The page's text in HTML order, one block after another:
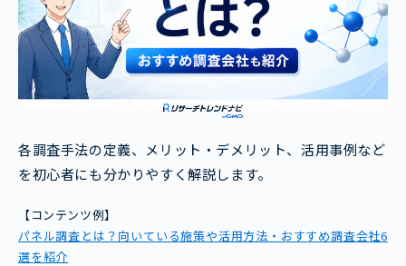
各調査手法の定義、メリット・デメリット、活用事例など
を初心者にも分かりやすく解説します。
【コンテンツ例】
パネル調査とは？向いている施策や活用方法・おすすめ調査会社6
選を紹介